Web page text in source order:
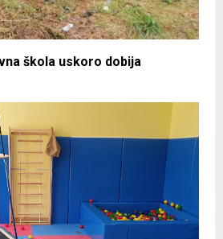
škola uskoro dobija